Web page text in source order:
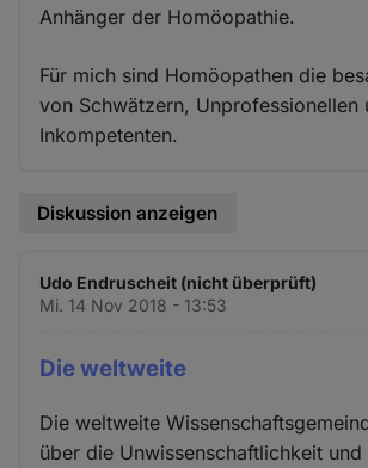
Anhänger der Homöopathie.
Für mich sind Homöopathen die
von Schwätzern, Unprofessionellen
Inkompetenten.
Diskussion anzeigen
Udo Endruscheit (nicht überprüft)
Mi. 14 Nov 2018 - 13:53
Die weltweite
Die weltweite
über die Unwissenschaftlichkeit